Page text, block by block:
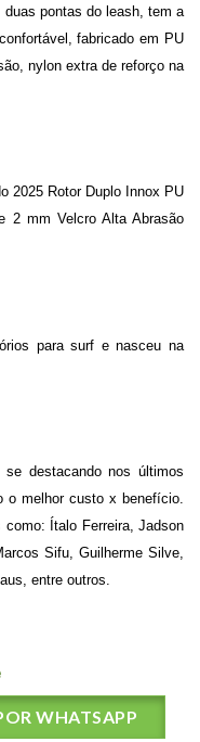
pontas do leash, tem a
fabricado em PU
nylon extra de reforço na
2025 Rotor Duplo Innox PU
2 mm Velcro Alta Abrasão
para surf e nasceu na
destacando nos últimos
o melhor custo x benefício.
Ítalo Ferreira, Jadson
Sifu, Guilherme Silve,
entre outros.
WHATSAPP